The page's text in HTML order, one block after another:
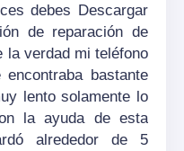
debes Descargar
de reparación de
la verdad mi teléfono
bastante
lento solamente lo
la ayuda de esta
alrededor de 5